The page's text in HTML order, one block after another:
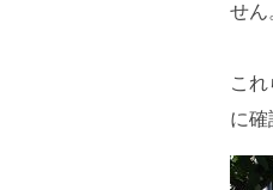
せん
こ
に確